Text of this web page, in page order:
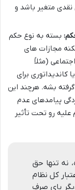
متغیر باشد و
بسته به نوع حکم
مجازات های
(مثلاً
برای
بشه. هرچند این
پیامدهای عدم
رو تحت تأثیر
نه تنها حق
کل نظام
پای صرفِ